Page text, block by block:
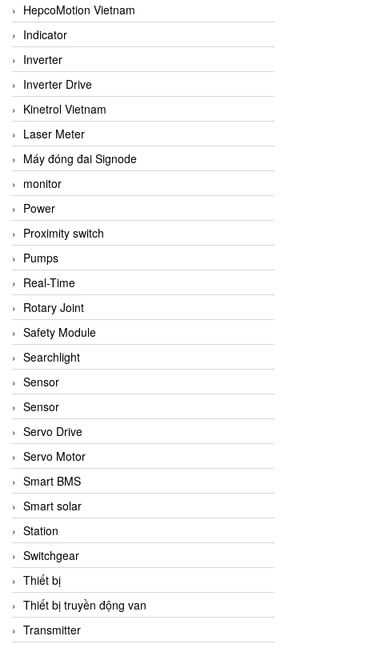
HepcoMotion Vietnam
Indicator
Inverter
Inverter Drive
Kinetrol Vietnam
Laser Meter
Máy đóng đai Signode
monitor
Power
Proximity switch
Pumps
Real-Time
Rotary Joint
Safety Module
Searchlight
Sensor
Sensor
Servo Drive
Servo Motor
Smart BMS
Smart solar
Station
Switchgear
Thiết bị
Thiết bị truyền động van
Transmitter